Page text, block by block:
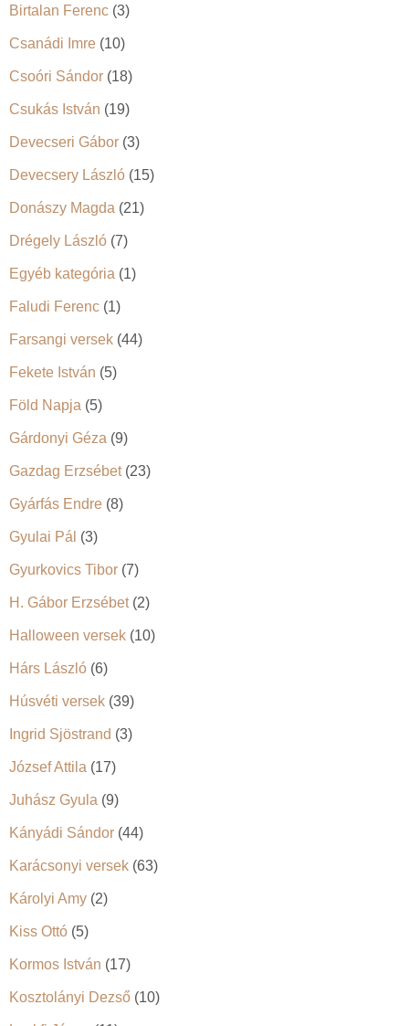
Birtalan Ferenc (3)
Csanádi Imre (10)
Csoóri Sándor (18)
Csukás István (19)
Devecseri Gábor (3)
Devecsery László (15)
Donászy Magda (21)
Drégely László (7)
Egyéb kategória (1)
Faludi Ferenc (1)
Farsangi versek (44)
Fekete István (5)
Föld Napja (5)
Gárdonyi Géza (9)
Gazdag Erzsébet(23)
Gyárfás Endre (8)
Gyulai Pál (3)
Gyurkovics Tibor (7)
H. Gábor Erzsébet(2)
Halloween versek (10)
Hárs László (6)
Húsvéti versek (39)
Ingrid Sjöstrand (3)
József Attila (17)
Juhász Gyula (9)
Kányádi Sándor (44)
Karácsonyi versek (63)
Károlyi Amy (2)
Kiss Ottó (5)
Kormos István (17)
Kosztolányi Dezső (10)